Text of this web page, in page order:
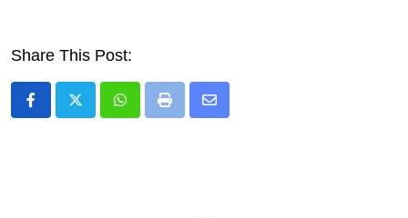
Share This Post:
Whatsapp
Print
Share